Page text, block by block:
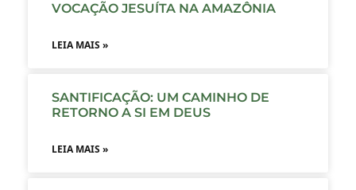
VOCAÇÃO JESUÍTA NA AMAZÔNIA
LEIA MAIS »
SANTIFICAÇÃO: UM CAMINHO DE
RETORNO A SI EM DEUS
LEIA MAIS »